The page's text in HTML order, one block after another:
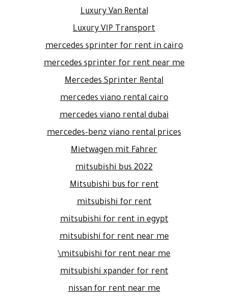
Luxury Van Rental
Luxury VIP Transport
mercedes sprinter for rent in cairo
mercedes sprinter for rent near me
Mercedes Sprinter Rental
mercedes viano rental cairo
mercedes viano rental dubai
mercedes-benz viano rental prices
Mietwagen mit Fahrer
mitsubishi bus 2022
Mitsubishi bus for rent
mitsubishi for rent
mitsubishi for rent in egypt
mitsubishi for rent near me
mitsubishi for rent near me\
mitsubishi xpander for rent
nissan for rent near me